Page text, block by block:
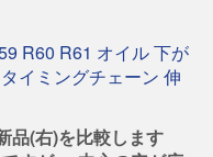
品(右)を比較します